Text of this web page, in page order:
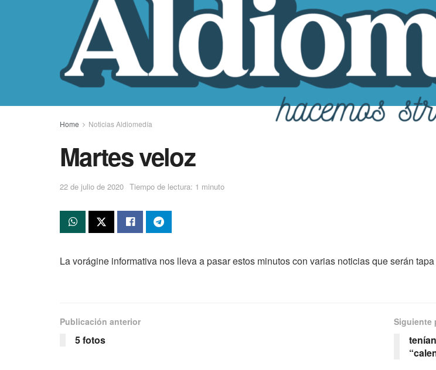
Home Noticias Aldiomedía
Martes veloz
22 de julio de 2020 Tiempo de lectura: 1 minuto
La vorágine informativa nos lleva a pasar estos minutos con varias noticias que serán
Publicación anterior
5 fotos
Siguiente